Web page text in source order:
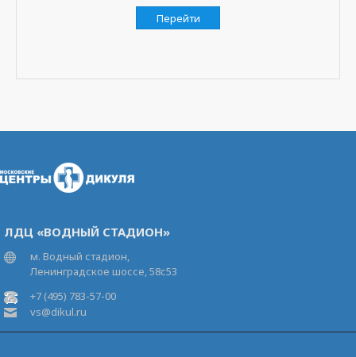
Перейти
ЛДЦ «ВОДНЫЙ СТАДИОН»
м. Водный стадион,
Ленинградское шоссе, 58с53
+7 (495) 783-57-00
vs@dikul.ru